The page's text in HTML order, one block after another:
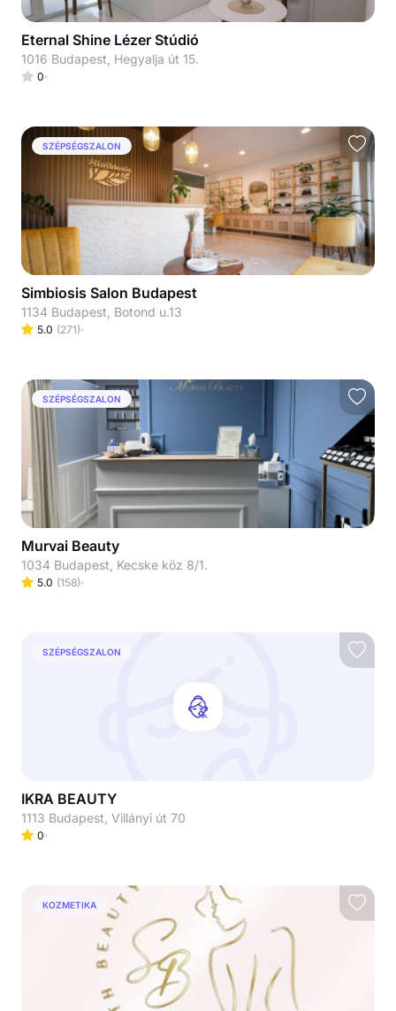
Eternal Shine Lézer Stúdió
1016 Budapest, Hegyalja út 15.
0
SZÉPSÉGSZALON
Simbiosis Salon Budapest
1134 Budapest, Botond u.13
5.0 (271)
SZÉPSÉGSZALON
Murvai Beauty
1034 Budapest, Kecske köz 8/1.
5.0 (158)
SZÉPSÉGSZALON
IKRA BEAUTY
1113 Budapest, Villányi út 70
0
KOZMETIKA